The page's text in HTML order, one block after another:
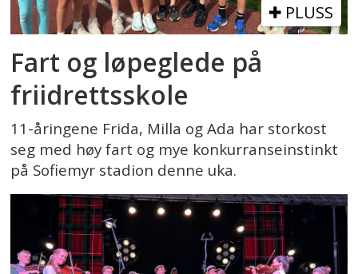
PLUSS
Fart og løpeglede på
friidrettsskole
11-åringene Frida, Milla og Ada har storkost
seg med høy fart og mye konkurranseinstinkt
på Sofiemyr stadion denne uka.